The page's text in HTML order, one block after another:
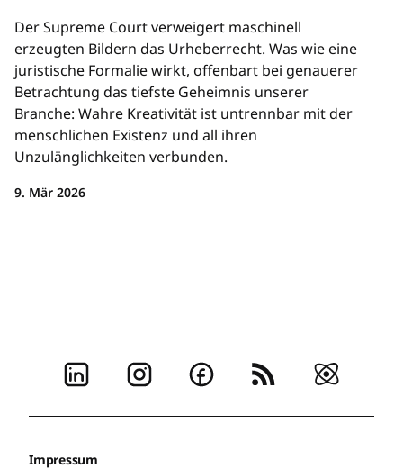
Der Supreme Court verweigert maschinell
erzeugten Bildern das Urheberrecht. Was wie eine
juristische Formalie wirkt, offenbart bei genauerer
Betrachtung das tiefste Geheimnis unserer
Branche: Wahre Kreativität ist untrennbar mit der
menschlichen Existenz und all ihren
Unzulänglichkeiten verbunden.
9. Mär 2026
Impressum